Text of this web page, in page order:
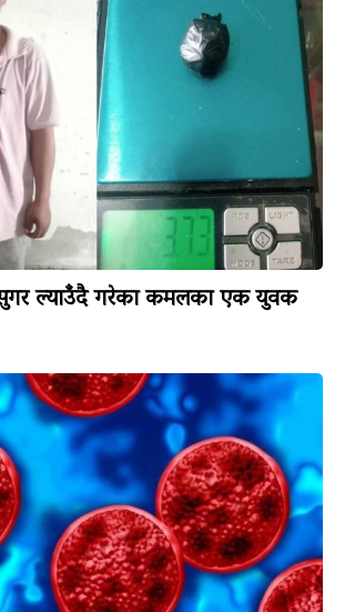
सुगर ल्याउँदै गरेका कमलका एक युवक